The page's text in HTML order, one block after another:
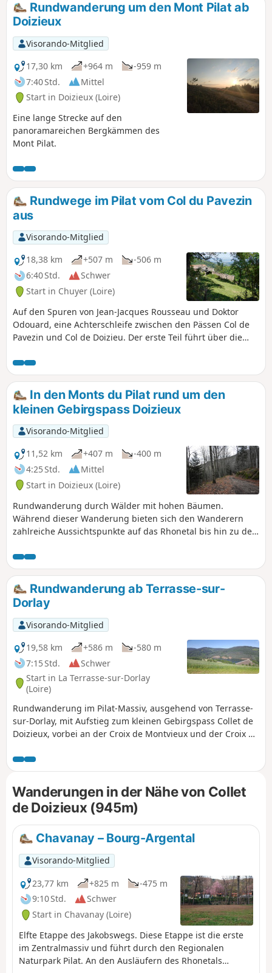
Rundwanderung um den Mont Pilat ab
Doizieux
Visorando-Mitglied
17,30 km
+964 m
-959 m
7:40 Std.
Mittel
Start in Doizieux (Loire)
Eine lange Strecke auf den
panoramareichen Bergkämmen des
Mont Pilat.
Rundwege im Pilat vom Col du Pavezin
aus
Visorando-Mitglied
18,38 km
+507 m
-506 m
6:40 Std.
Schwer
Start in Chuyer (Loire)
Auf den Spuren von Jean-Jacques Rousseau und Doktor
Odouard, eine Achterschleife zwischen den Pässen Col de
Pavezin und Col de Doizieu. Der erste Teil führt über die
zur Croix de Montvieux, mit einem schönen Blick auf die
Monts du Pîlât. Der zweite Teil führt über angenehme
Waldwege und mit Blick auf Pélusin und das Rhonetal zum
kleinen Gebirgspass Doizieux. Der Rückweg führt durch den
Wald von Neufond mit zwei schönen Geröll und den Wegen
von La Baronnette.
In den Monts du Pilat rund um den
kleinen Gebirgspass Doizieux
Visorando-Mitglied
11,52 km
+407 m
-400 m
4:25 Std.
Mittel
Start in Doizieux (Loire)
Rundwanderung durch Wälder mit hohen Bäumen.
Während dieser Wanderung bieten sich den Wanderern
zahlreiche Aussichtspunkte auf das Rhonetal bis hin zu den
Rundwanderung ab Terrasse-sur-
Dorlay
Visorando-Mitglied
19,58 km
+586 m
-580 m
7:15 Std.
Schwer
Start in La Terrasse-sur-Dorlay
(Loire)
Rundwanderung im Pilat-Massiv, ausgehend von Terrasse-
sur-Dorlay, mit Aufstieg zum kleinen Gebirgspass Collet de
Doizieux, vorbei an der Croix de Montvieux und der Croix du
Panoramen auf den Staudamm von Dorlay, die Hügel des
Pilat, die Berge des Lyonnais und des Forez sowie die Rhône
und ihr Tal. Entdecken Sie die „Arbeit” des Hufbeschlags
und besuchen Sie zum Abschluss, wenn Sie Zeit haben, das
Haus der Zöpfe und Schnürsenkel.
Wanderungen in der Nähe von Collet
de Doizieux (945m)
Chavanay – Bourg-Argental
Visorando-Mitglied
23,77 km
+825 m
-475 m
9:10 Std.
Schwer
Start in Chavanay (Loire)
Elfte Etappe des Jakobswegs. Diese Etappe ist die erste
im Zentralmassiv und führt durch den Regionalen
Naturpark Pilat. An den Ausläufern des Rhonetals